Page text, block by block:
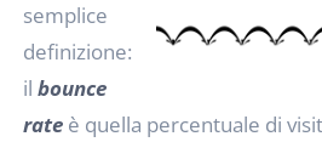
semplice
definizione:
ilbounce
rate è quella percentuale di